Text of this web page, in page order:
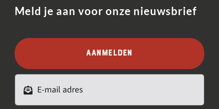
Meld je aan voor onze nieuwsbrief
Aanmelden